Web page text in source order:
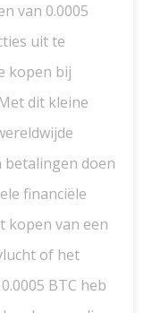
van 0.0005
uit te
kopen bij
dit kleine
betalingen doen
financiële
kopen van een
of het
BTC heb